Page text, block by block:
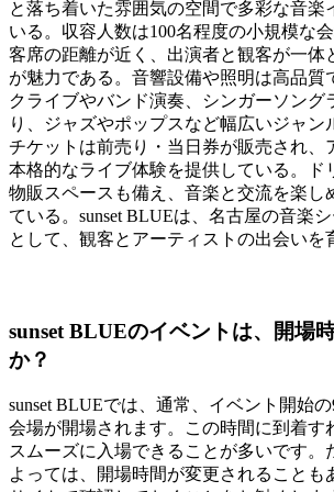
と落ち着いた雰囲気の空間で多彩な音楽
いる。収容人数は100名程度の小規模な
客席の距離が近く、出演者と観客が一体
が魅力である。音響設備や照明は高品質
クライブやバンド演奏、シンガーソング
り、ジャズやポップスなど幅広いジャン
チケットは前売り・当日券が販売され、
本格的なライブ体験を提供している。ド
物販スペースも備え、音楽と交流を楽し
ている。sunset BLUEは、名古屋の音楽
として、観客とアーティストの出会いを
sunset BLUEのイベントは、開場
か？
sunset BLUEでは、通常、イベント開始
会場が開場されます。この時間に到着す
スムーズに入場できることが多いです。
よっては、開場時間が変更されることも